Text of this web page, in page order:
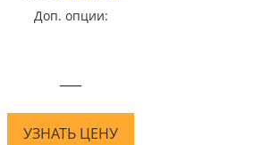
Доп. опции:
—
УЗНАТЬ ЦЕНУ